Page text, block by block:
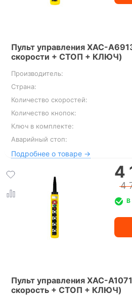
Пульт управления XAC-
скорости + СТОП + КЛЮЧ)
Производитель:
Страна:
Количество скоростей:
Количество кнопок:
Ключ в комплекте:
Аварийный стоп:
Подробнее о товаре →
Пульт управления XAC-
скорость + СТОП + КЛЮЧ)
4
4
В